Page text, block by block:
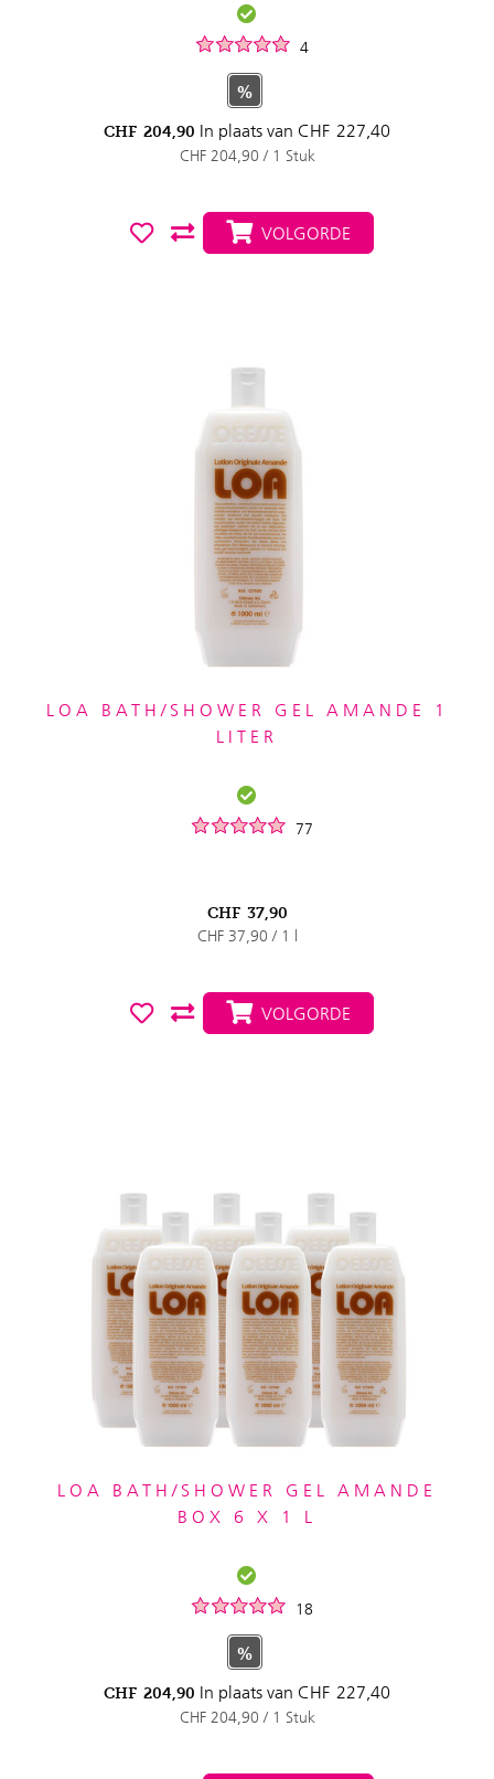
4
%
CHF 204,90 In plaats van CHF 227,40
CHF 204,90 / 1 Stuk
VOLGORDE
LOA BATH/SHOWER GEL AMANDE 1
LITER
77
CHF 37,90
CHF 37,90 / 1 l
VOLGORDE
LOA BATH/SHOWER GEL AMANDE
BOX 6 X 1 L
18
%
CHF 204,90 In plaats van CHF 227,40
CHF 204,90 / 1 Stuk